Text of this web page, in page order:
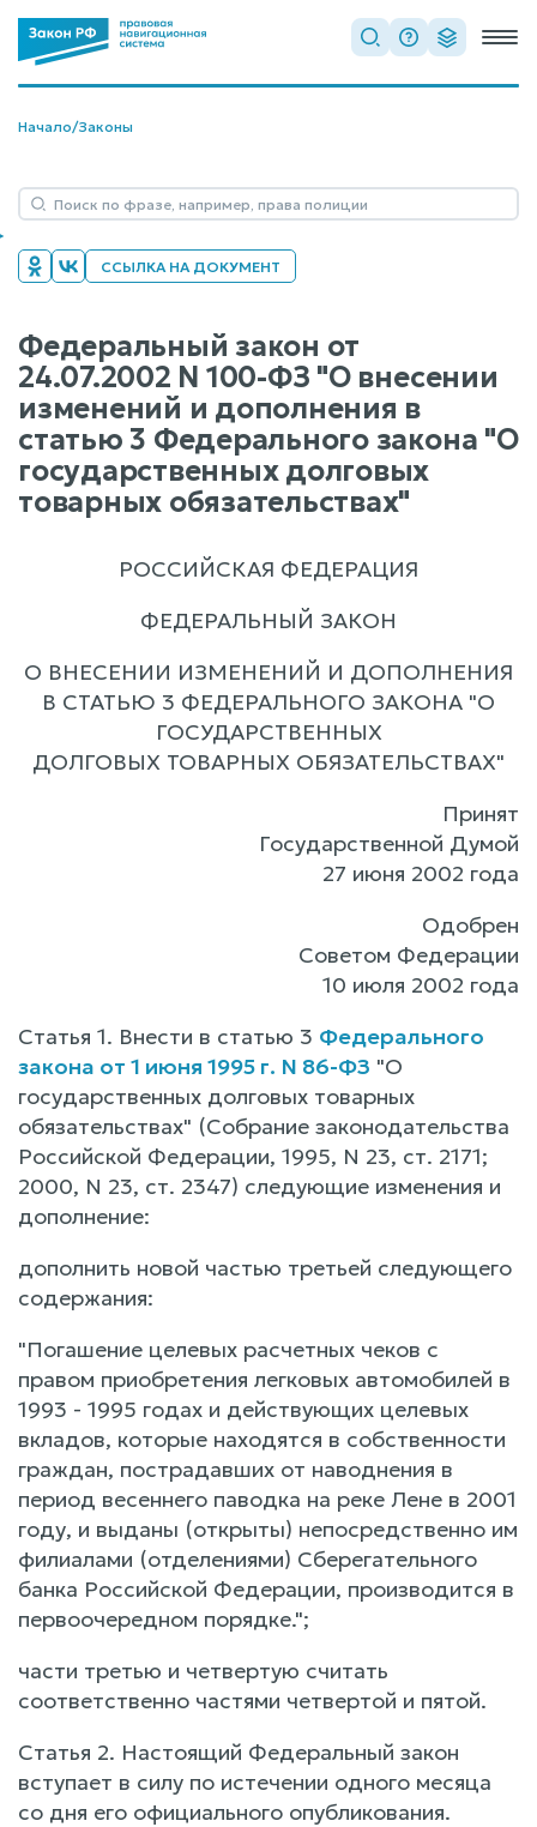
Начало/Законы
ССЫЛКА НА ДОКУМЕНТ
Федеральный закон от
24.07.2002 N 100-ФЗ "О внесении
изменений и дополнения в
статью 3 Федерального закона "О
государственных долговых
товарных обязательствах"
РОССИЙСКАЯ ФЕДЕРАЦИЯ
ФЕДЕРАЛЬНЫЙ ЗАКОН
О ВНЕСЕНИИ ИЗМЕНЕНИЙ И ДОПОЛНЕНИЯ
В СТАТЬЮ 3 ФЕДЕРАЛЬНОГО ЗАКОНА "О
ГОСУДАРСТВЕННЫХ
ДОЛГОВЫХ ТОВАРНЫХ ОБЯЗАТЕЛЬСТВАХ"
Принят
Государственной Думой
27 июня 2002 года
Одобрен
Советом Федерации
10 июля 2002 года
Статья 1. Внести в статью 3 Федерального
закона от 1 июня 1995 г. N 86-ФЗ "О
государственных долговых товарных
обязательствах" (Собрание законодательства
Российской Федерации, 1995, N 23, ст. 2171;
2000, N 23, ст. 2347) следующие изменения и
дополнение:
дополнить новой частью третьей следующего
содержания:
"Погашение целевых расчетных чеков с
правом приобретения легковых автомобилей в
1993 - 1995 годах и действующих целевых
вкладов, которые находятся в собственности
граждан, пострадавших от наводнения в
период весеннего паводка на реке Лене в 2001
году, и выданы (открыты) непосредственно им
филиалами (отделениями) Сберегательного
банка Российской Федерации, производится в
первоочередном порядке.";
части третью и четвертую считать
соответственно частями четвертой и пятой.
Статья 2. Настоящий Федеральный закон
вступает в силу по истечении одного месяца
со дня его официального опубликования.